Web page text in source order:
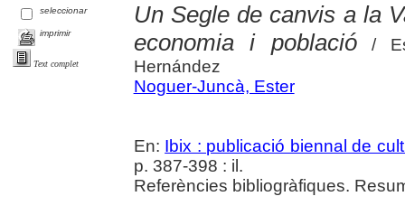
seleccionar
imprimir
Text complet
Un Segle de canvis a la
economia i població /
Hernández
Noguer-Juncà, Ester
En: Ibix : publicació biennal de
p. 387-398 : il.
Referències bibliogràfiques.